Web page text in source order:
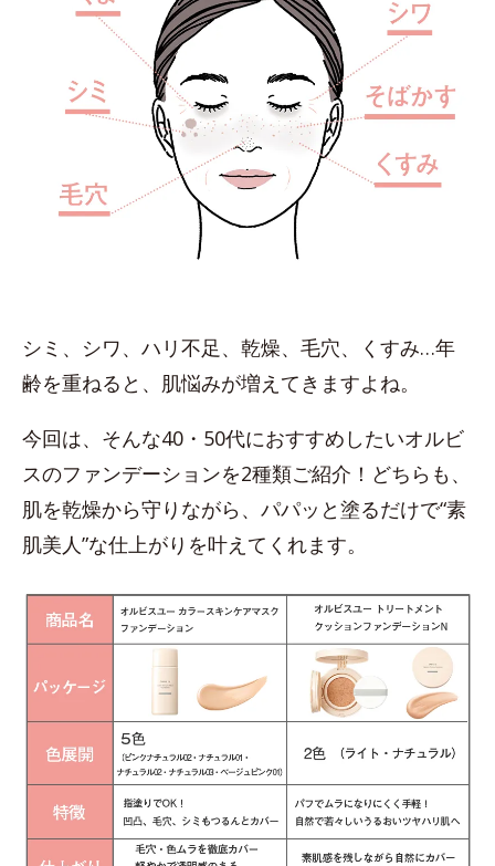
シミ、シワ、ハリ不足、乾燥、毛穴、くすみ…年
齢を重ねると、肌悩みが増えてきますよね。
今回は、そんな40・50代におすすめしたいオルビ
スのファンデーションを2種類ご紹介！どちらも、
肌を乾燥から守りながら、パパッと塗るだけで“素
肌美人”な仕上がりを叶えてくれます。